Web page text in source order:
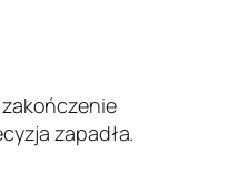
zapadła.